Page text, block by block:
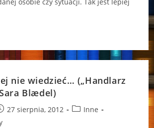
nie wiedzieć… („Handlarz
Blædel)
27 sierpnia, 2012
PostInne